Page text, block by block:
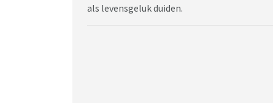
als levensgeluk duiden.